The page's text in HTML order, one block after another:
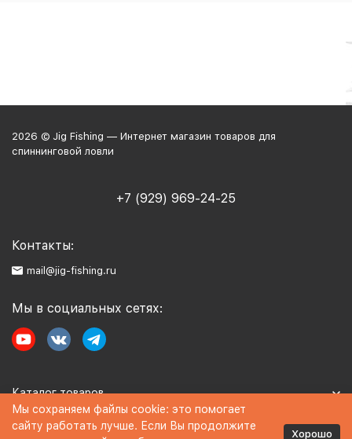
2026 © Jig Fishing — Интернет магазин товаров для
спиннинговой ловли
+7 (929) 969-24-25
Контакты:
mail@jig-fishing.ru
Мы в социальных сетях:
Каталог товаров
Информация
Мы сохраняем файлы cookie: это помогает
сайту работать лучше. Если Вы продолжите
Хорошо